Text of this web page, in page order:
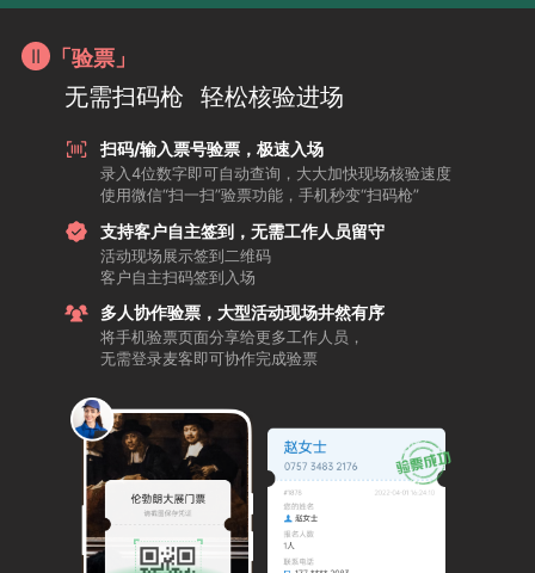
「验票」
无需扫码枪 轻松核验进场
扫码/输入票号验票，极速入场
录入4位数字即可自动查询，大大加快现场核验速度
使用微信“扫一扫”验票功能，手机秒变“扫码枪”
支持客户自主签到，无需工作人员留守
活动现场展示签到二维码
客户自主扫码签到入场
多人协作验票，大型活动现场井然有序
将手机验票页面分享给更多工作人员，
无需登录麦客即可协作完成验票